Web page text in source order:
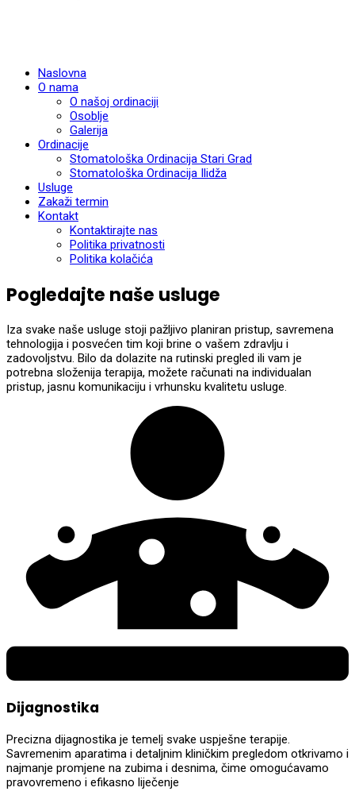
Naslovna
O nama
O našoj ordinaciji
Osoblje
Galerija
Ordinacije
Stomatološka Ordinacija Stari Grad
Stomatološka Ordinacija Ilidža
Usluge
Zakaži termin
Kontakt
Kontaktirajte nas
Politika privatnosti
Politika kolačića
Pogledajte naše usluge
Iza svake naše usluge stoji pažljivo planiran pristup, savremena
tehnologija i posvećen tim koji brine o vašem zdravlju i
zadovoljstvu. Bilo da dolazite na rutinski pregled ili vam je
potrebna složenija terapija, možete računati na individualan
pristup, jasnu komunikaciju i vrhunsku kvalitetu usluge.
Dijagnostika
Precizna dijagnostika je temelj svake uspješne terapije.
Savremenim aparatima i detaljnim kliničkim pregledom otkrivamo i
najmanje promjene na zubima i desnima, čime omogućavamo
pravovremeno i efikasno liječenje